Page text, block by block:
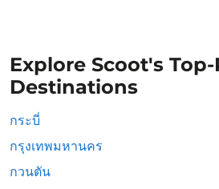
Explore Scoot's
Destinations
กระบี่
กรุงเทพมหานคร
กวนตัน